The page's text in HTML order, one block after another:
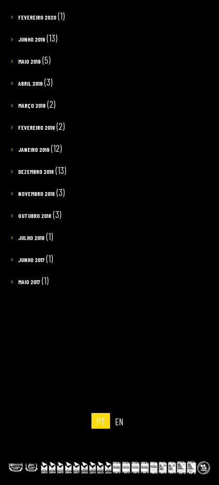
FEVEREIRO 2020(1)
JUNHO 2019(13)
MAIO 2019(5)
ABRIL 2019(3)
MARÇO 2019(2)
FEVEREIRO 2019(2)
JANEIRO 2019(12)
DEZEMBRO 2018(13)
NOVEMBRO 2018(3)
OUTUBRO 2018(3)
JULHO 2018(1)
JUNHO 2017(1)
MAIO 2017(1)
PT EN